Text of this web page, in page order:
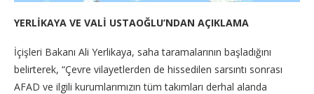
YERLİKAYA VE VALİ USTAOĞLU’NDAN AÇIKLAMA
İçişleri Bakanı Ali Yerlikaya, saha taramalarının başladığını
belirterek, “Çevre vilayetlerden de hissedilen sarsıntı sonrası
AFAD ve ilgili kurumlarımızın tüm takımları derhal alanda